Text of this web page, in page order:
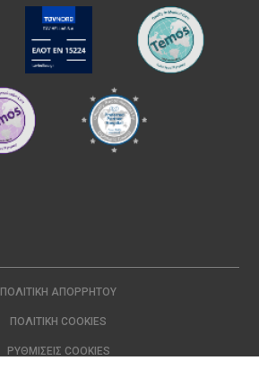
ΠΟΛΙΤΙΚΉ ΑΠΟΡΡΉΤΟΥ
ΠΟΛΙΤΙΚΉ COOKIES
ΡΥΘΜΊΣΕΙΣ COOKIES